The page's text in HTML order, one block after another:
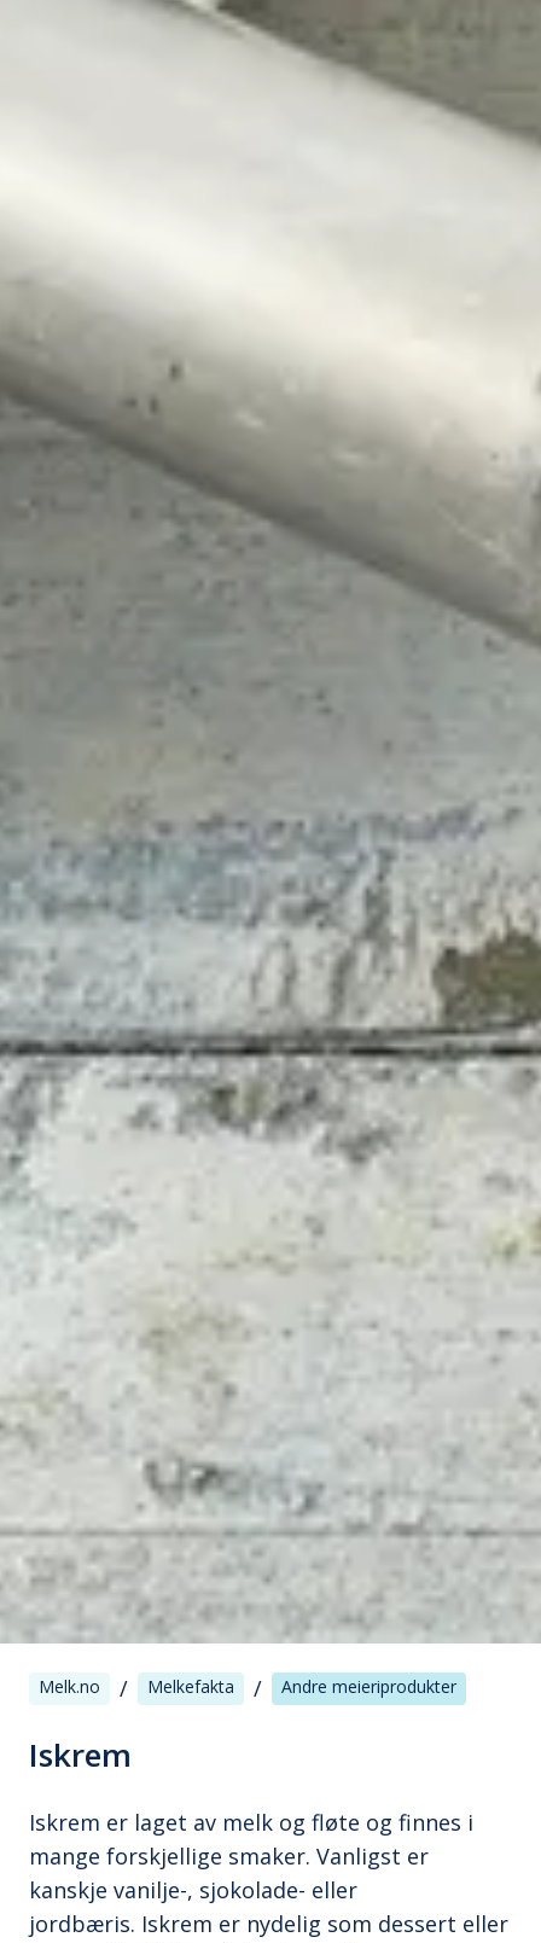
Melk.no / Melkefakta / Andre meieriprodukter
Iskrem
Iskrem er laget av melk og fløte og finnes i
mange forskjellige smaker. Vanligst er
kanskje vanilje-, sjokolade- eller
jordbæris. Iskrem er nydelig som dessert eller